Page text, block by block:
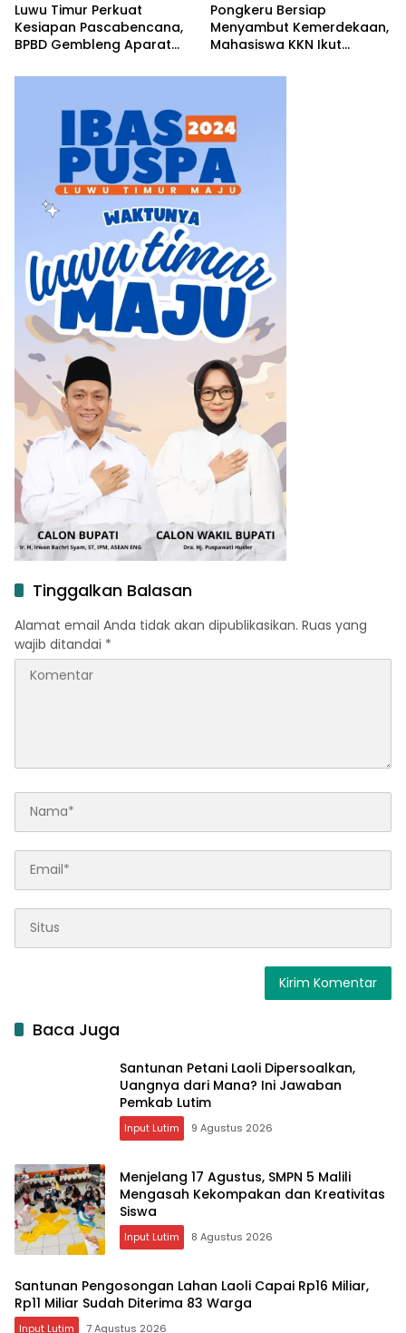
Luwu Timur Perkuat
Kesiapan Pascabencana,
BPBD Gembleng Aparat
Pongkeru Bersiap
Menyambut Kemerdekaan,
Mahasiswa KKN Ikut
17 Agustus
Tinggalkan Balasan
Alamat email Anda tidak akan dipublikasikan. Ruas yang
wajib ditandai *
Baca Juga
Santunan Petani Laoli Dipersoalkan,
Uangnya dari Mana? Ini Jawaban
Pemkab Lutim
Input Lutim 9 Agustus 2026
Menjelang 17 Agustus, SMPN 5 Malili
Mengasah Kekompakan dan Kreativitas
Siswa
Input Lutim 8 Agustus 2026
Santunan Pengosongan Lahan Laoli Capai Rp16 Miliar,
Rp11 Miliar Sudah Diterima 83 Warga
Input Lutim 7 Agustus 2026